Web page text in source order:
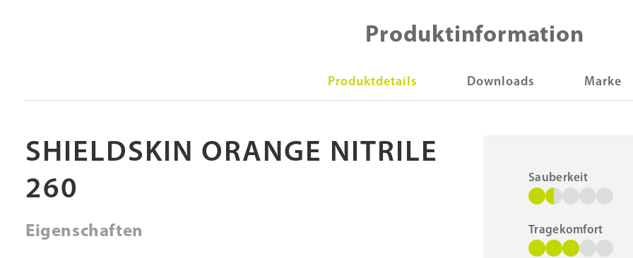
Produktinformation
Produktdetails Downloads Marke
SHIELDSKIN ORANGE NITRILE
260
Eigenschaften
Sauberkeit
Tragekomfort